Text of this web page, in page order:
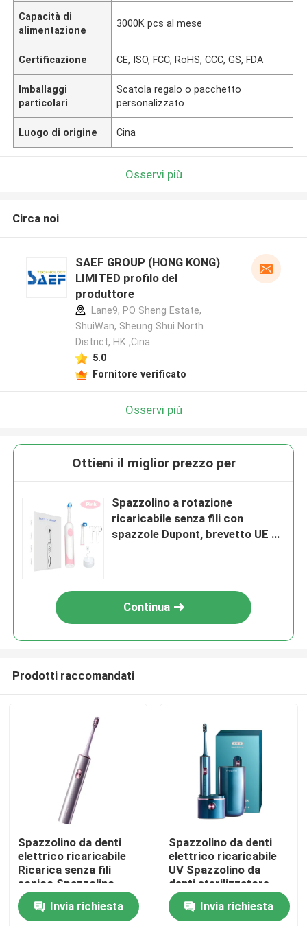
Prodotti
Video
Capacità di
alimentazione
3000K pcs al mese
Certificazione CE, ISO, FCC, RoHS, CCC, GS, FDA
Imballaggi
particolari
Scatola regalo o pacchetto
personalizzato
Luogo di origine Cina
Osservi più
Circa noi
SAEF GROUP (HONG KONG)
LIMITED profilo del
produttore
Lane9, PO Sheng Estate,
ShuiWan, Sheung Shui North
District, HK ,Cina
5.0
Fornitore verificato
Osservi più
Ottieni il miglior prezzo per
Spazzolino a rotazione
ricaricabile senza fili con
spazzole Dupont, brevetto UE e
Continua
Prodotti raccomandati
Spazzolino da denti
elettrico ricaricabile
Ricarica senza fili
sonico Spazzolino
impermeabile elettrico
Invia richiesta
Spazzolino da denti
elettrico ricaricabile
UV Spazzolino da
denti sterilizzatore
Spazzolino da denti
Invia richiesta